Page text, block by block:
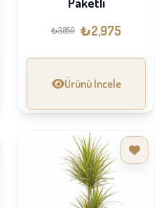
₺3,850 ₺2,975
Ürünü İncele